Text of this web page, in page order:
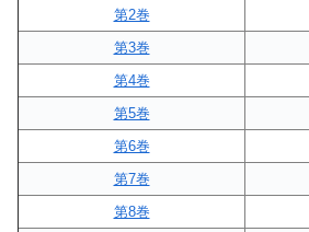
第2巻
第3巻
第4巻
第5巻
第6巻
第7巻
第8巻